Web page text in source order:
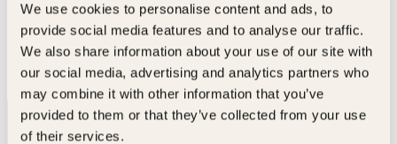
We use cookies to personalise content and ads, to
provide social media features and to analyse our traffic.
We also share information about your use of our site with
our social media, advertising and analytics partners who
may combine it with other information that you’ve
provided to them or that they’ve collected from your use
of their services.
Kjøperen må gi selger melding om bruk av angreretten
innen 14 dager fra fristen begynner å løpe. I fristen
inkluderes alle kalenderdager. Dersom fristen ender på en
lørdag, helligdag eller høytidsdag forlenges fristen til
nærmeste virkedag.